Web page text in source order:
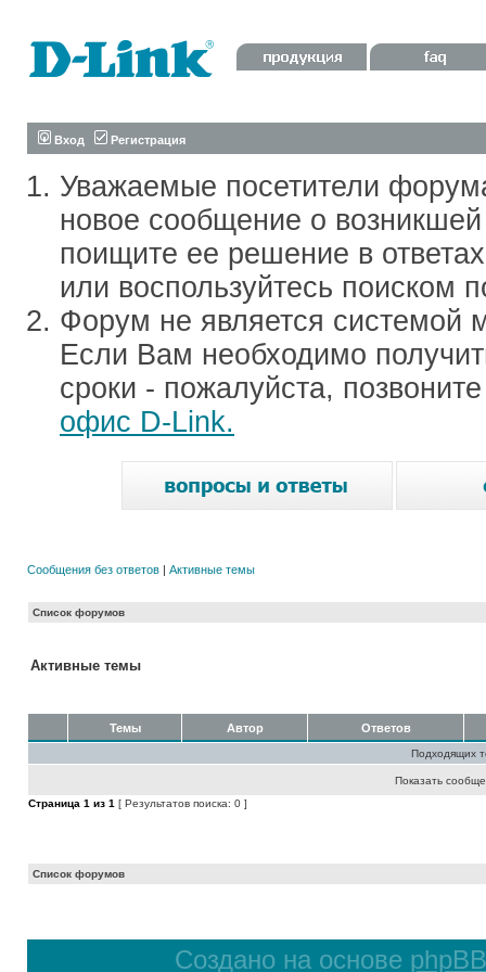
Вход Регистрация
Уважаемые посетители
новое сообщение о
поищите ее решение в
или воспользуйтесь поиском
Форум не является системой
Если Вам необходимо
сроки - пожалуйста,
офис D-Link.
Сообщения без ответов | Активные темы
Список форумов
Активные темы
Темы Автор Ответов
Подходящих
Показать
Страница 1 из 1 [ Результатов поиска: 0 ]
Список форумов
Создано на основе phpBB